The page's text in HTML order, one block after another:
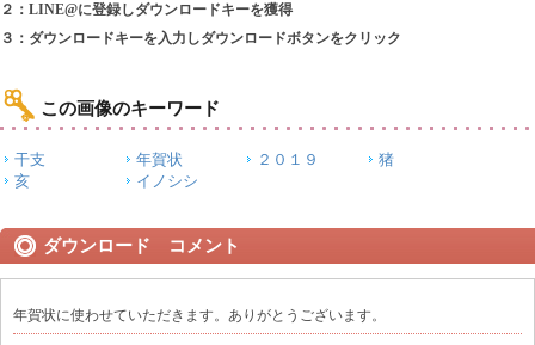
２：LINE@に登録しダウンロードキーを獲得
３：ダウンロードキーを入力しダウンロードボタンをクリック
この画像のキーワード
干支 年賀状 ２０１９
猪
亥
イノシシ
ダウンロード コメント
年賀状に使わせていただきます。ありがとうございます。